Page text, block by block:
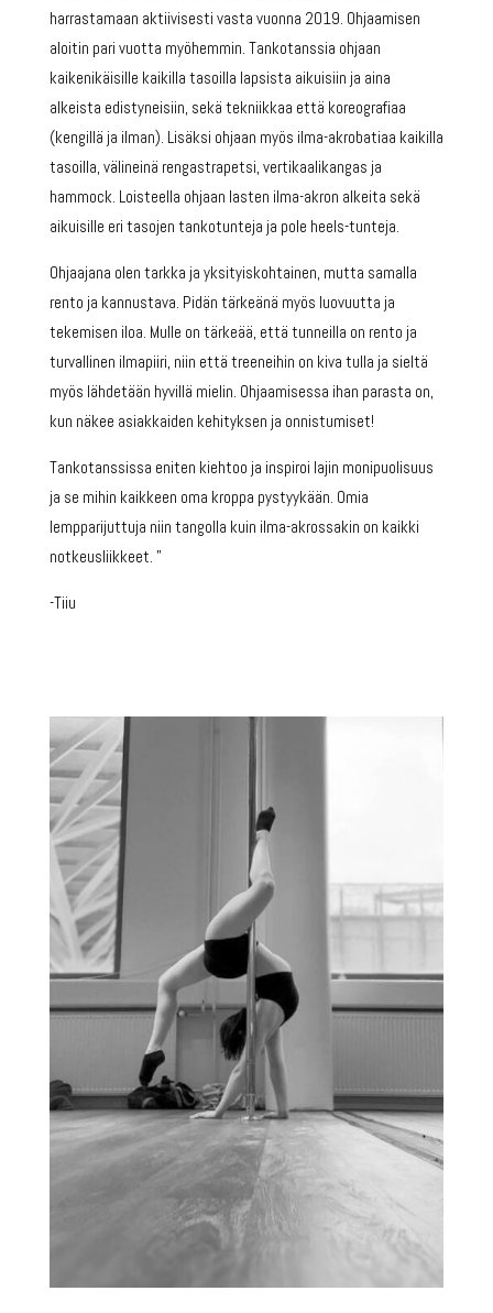
harrastamaan aktiivisesti vasta vuonna 2019. Ohjaamisen
aloitin pari vuotta myöhemmin. Tankotanssia ohjaan
kaikenikäisille kaikilla tasoilla lapsista aikuisiin ja aina
alkeista edistyneisiin, sekä tekniikkaa että koreografiaa
(kengillä ja ilman). Lisäksi ohjaan myös ilma-akrobatiaa kaikilla
tasoilla, välineinä rengastrapetsi, vertikaalikangas ja
hammock. Loisteella ohjaan lasten ilma-akron alkeita sekä
aikuisille eri tasojen tankotunteja ja pole heels-tunteja.
Ohjaajana olen tarkka ja yksityiskohtainen, mutta samalla
rento ja kannustava. Pidän tärkeänä myös luovuutta ja
tekemisen iloa. Mulle on tärkeää, että tunneilla on rento ja
turvallinen ilmapiiri, niin että treeneihin on kiva tulla ja sieltä
myös lähdetään hyvillä mielin. Ohjaamisessa ihan parasta on,
kun näkee asiakkaiden kehityksen ja onnistumiset!
Tankotanssissa eniten kiehtoo ja inspiroi lajin monipuolisuus
ja se mihin kaikkeen oma kroppa pystyykään. Omia
lempparijuttuja niin tangolla kuin ilma-akrossakin on kaikki
notkeusliikkeet. ”
-Tiiu